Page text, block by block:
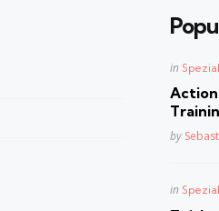
Posted
in Spezial
Posted
by
Posted
in Spezial